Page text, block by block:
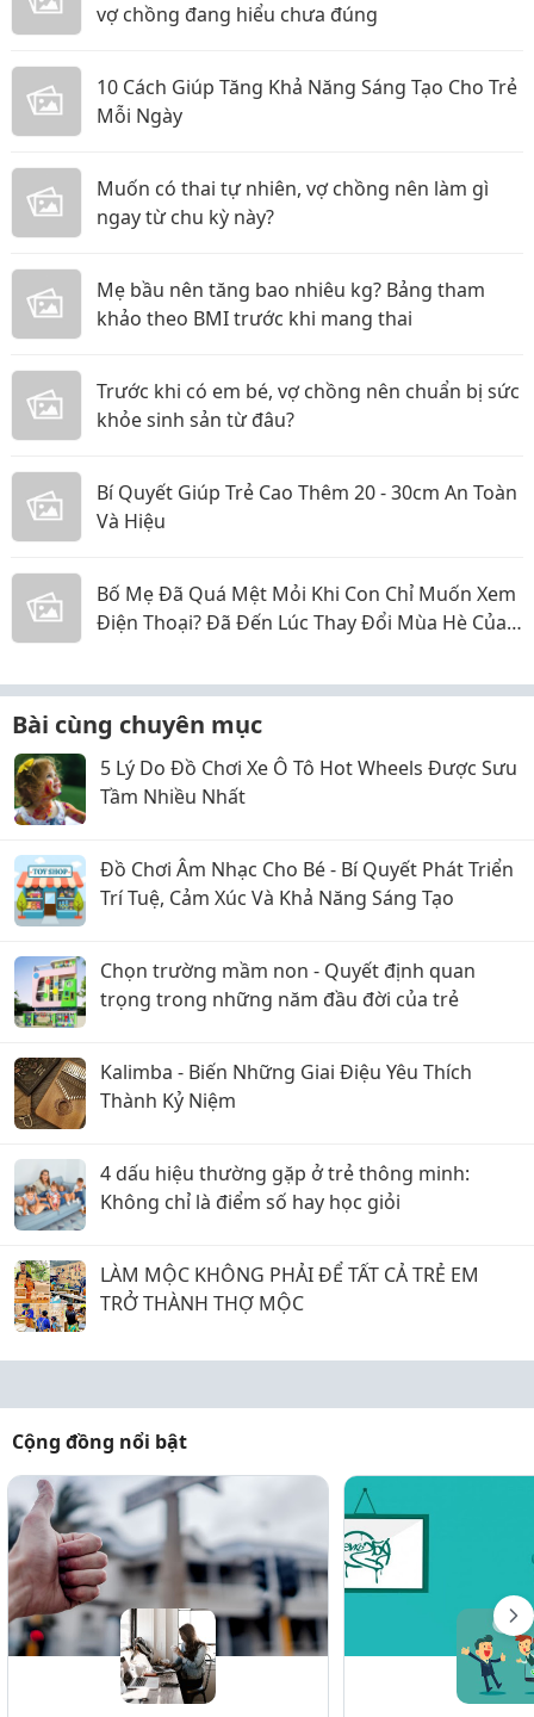
vợ chồng đang hiểu chưa đúng
10 Cách Giúp Tăng Khả Năng Sáng Tạo Cho Trẻ
Mỗi Ngày
Muốn có thai tự nhiên, vợ chồng nên làm gì
ngay từ chu kỳ này?
Mẹ bầu nên tăng bao nhiêu kg? Bảng tham
khảo theo BMI trước khi mang thai
Trước khi có em bé, vợ chồng nên chuẩn bị sức
khỏe sinh sản từ đâu?
Bí Quyết Giúp Trẻ Cao Thêm 20 - 30cm An Toàn
Và Hiệu
Bố Mẹ Đã Quá Mệt Mỏi Khi Con Chỉ Muốn Xem
Điện Thoại? Đã Đến Lúc Thay Đổi Mùa Hè Của
Bài cùng chuyên mục
5 Lý Do Đồ Chơi Xe Ô Tô Hot Wheels Được Sưu
Tầm Nhiều Nhất
Đồ Chơi Âm Nhạc Cho Bé - Bí Quyết Phát Triển
Trí Tuệ, Cảm Xúc Và Khả Năng Sáng Tạo
Chọn trường mầm non - Quyết định quan
trọng trong những năm đầu đời của trẻ
Kalimba - Biến Những Giai Điệu Yêu Thích
Thành Kỷ Niệm
4 dấu hiệu thường gặp ở trẻ thông minh:
Không chỉ là điểm số hay học giỏi
LÀM MỘC KHÔNG PHẢI ĐỂ TẤT CẢ TRẺ EM
TRỞ THÀNH THỢ MỘC
Cộng đồng nổi bật